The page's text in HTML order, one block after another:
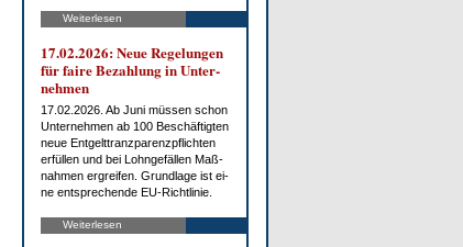
Weiterlesen
17.02.2026: Neue Re­ge­lun­gen
für fai­re Be­zah­lung in Un­ter­
neh­men
17.02.2026. Ab Ju­ni müs­sen schon
Un­ter­neh­men ab 100 Be­schäf­tig­ten
neue Ent­gelt­tranz­pa­renz­pflich­ten
er­fül­len und bei Lohn­ge­fäl­len Maß­
nah­men er­grei­fen. Grund­la­ge ist ei­
ne ent­spre­chen­de EU-Richt­li­nie.
Weiterlesen